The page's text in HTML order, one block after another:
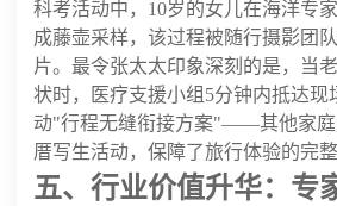
科考活动中，10岁的女儿在海洋专
成藤壶采样，该过程被随行摄影团
片。最令张太太印象深刻的是，当
状时，医疗支援小组5分钟内抵达现
动"行程无缝衔接方案"——其他家庭
厝写生活动，保障了旅行体验的完整
五、行业价值升华：专